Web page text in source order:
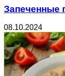
Запеченные
08.10.2024